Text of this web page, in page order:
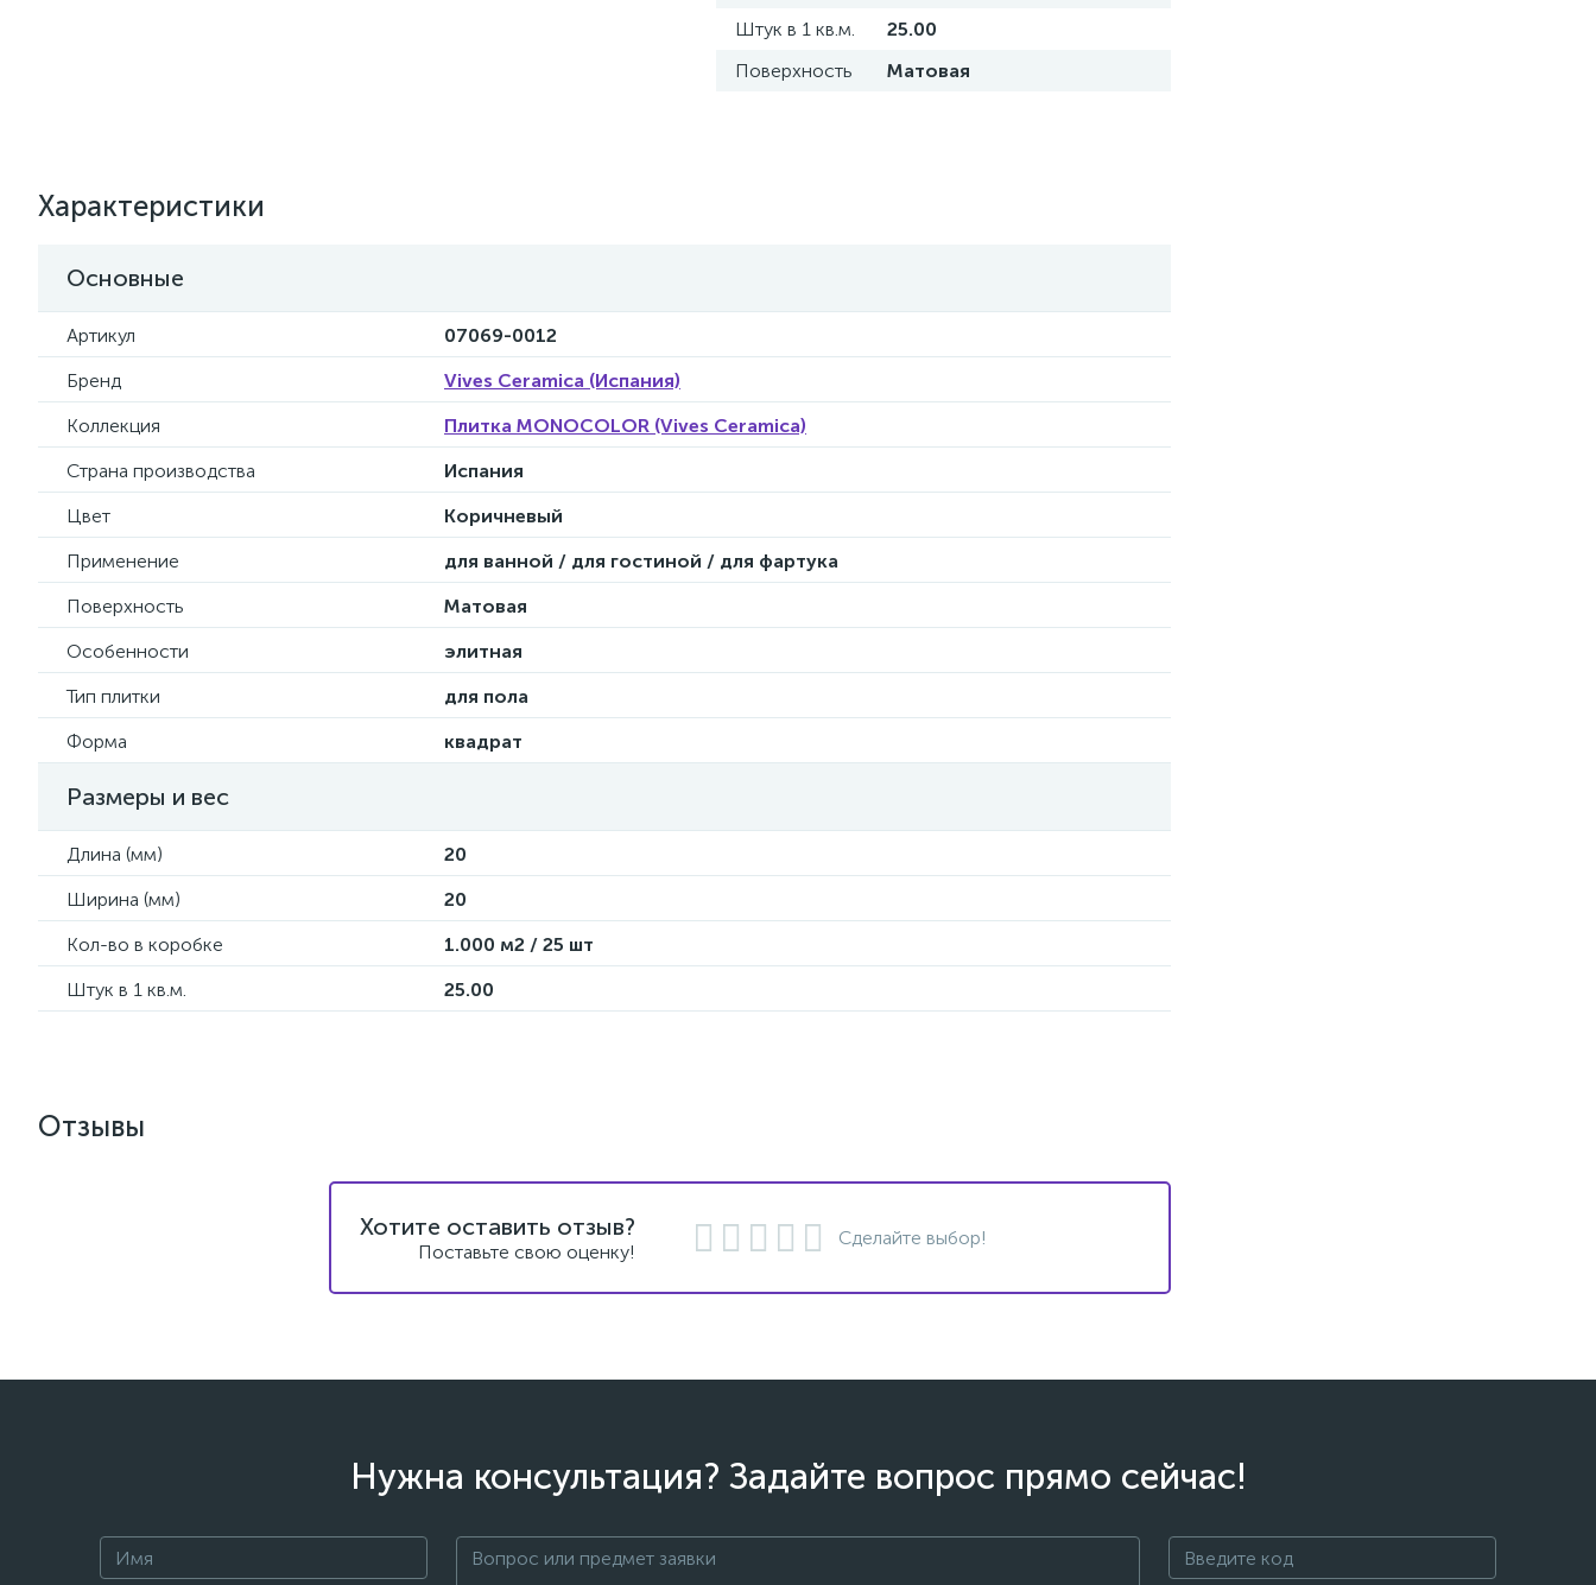
Штук в 1 кв.м.
25.00
Поверхность
Матовая
Характеристики
Основные
Артикул
07069-0012
Бренд
Vives Ceramica (Испания)
Коллекция
Плитка MONOCOLOR (Vives Ceramica)
Страна производства
Испания
Цвет
Коричневый
Применение
для ванной / для гостиной / для фартука
Поверхность
Матовая
Особенности
элитная
Тип плитки
для пола
Форма
квадрат
Размеры и вес
Длина (мм)
20
Ширина (мм)
20
Кол-во в коробке
1.000 м2 / 25 шт
Штук в 1 кв.м.
25.00
Отзывы
Хотите оставить отзыв?
Поставьте свою оценку!
Сделайте выбор!
Нужна консультация? Задайте вопрос прямо сейчас!